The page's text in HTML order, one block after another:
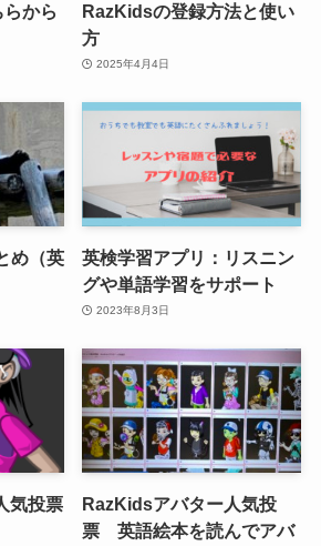
から
RazKidsの登録方法と使い
方
2025年4月4日
め（英
英検学習アプリ：リスニン
グや単語学習をサポート
2023年8月3日
気投票
RazKidsアバター人気投
票 英語絵本を読んでアバ